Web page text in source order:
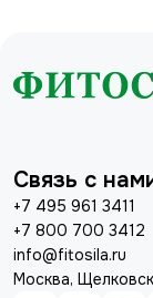
Связь с
+7 495 961 3411
+7 800 700 3412
info@fitosila.ru
Москва,